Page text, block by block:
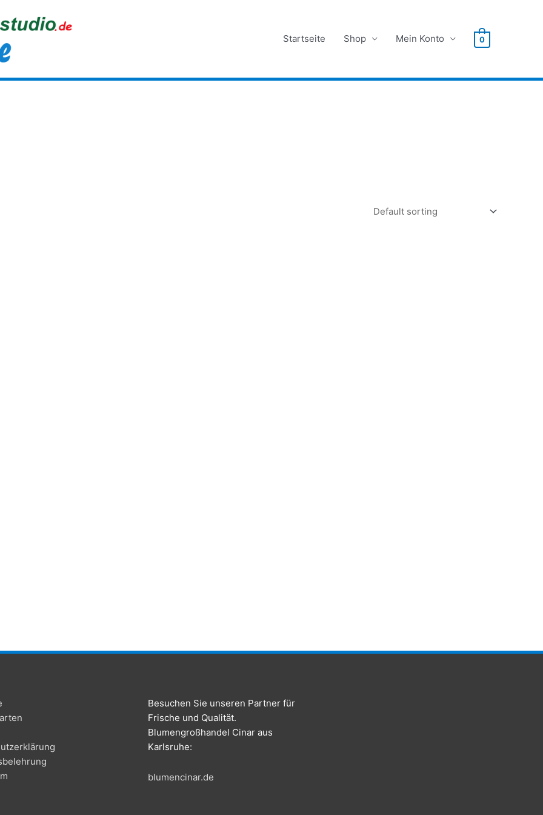
Startseite Shop Mein Konto 0
Besuchen Sie unseren Partner für
Frische und Qualität.
Blumengroßhandel Cinar aus
Karlsruhe:
blumencinar.de